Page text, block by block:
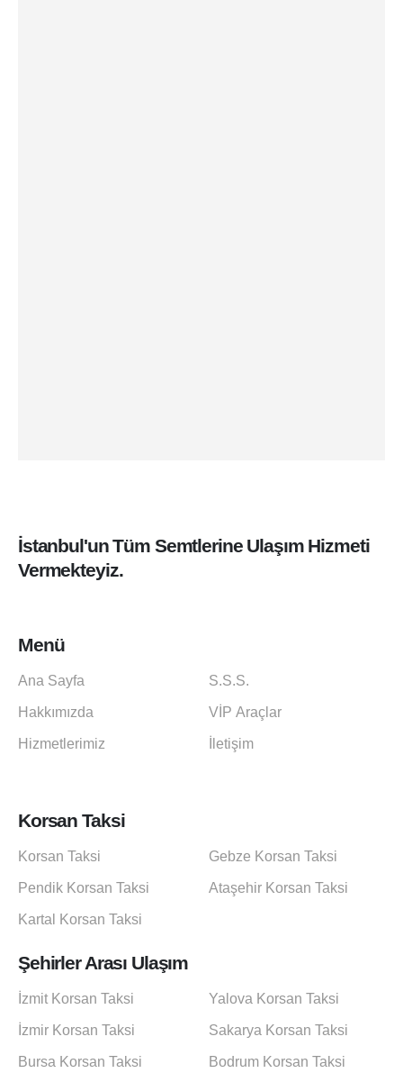
İstanbul'un Tüm Semtlerine Ulaşım Hizmeti
Vermekteyiz.
Menü
Ana Sayfa
Hakkımızda
Hizmetlerimiz
S.S.S.
VİP Araçlar
İletişim
Korsan Taksi
Korsan Taksi
Pendik Korsan Taksi
Kartal Korsan Taksi
Gebze Korsan Taksi
Ataşehir Korsan Taksi
Şehirler Arası Ulaşım
İzmit Korsan Taksi
İzmir Korsan Taksi
Bursa Korsan Taksi
Yalova Korsan Taksi
Sakarya Korsan Taksi
Bodrum Korsan Taksi